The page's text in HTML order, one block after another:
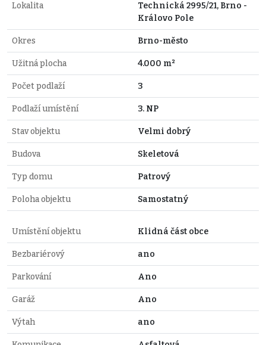
Lokalita
Technická 2995/21, Brno -
Královo Pole
Okres Brno-město
Užitná plocha 4.000 m²
Počet podlaží 3
Podlaží umístění 3. NP
Stav objektu Velmi dobrý
Budova Skeletová
Typ domu Patrový
Poloha objektu Samostatný
Umístění objektu Klidná část obce
Bezbariérový ano
Parkování Ano
Garáž Ano
Výtah ano